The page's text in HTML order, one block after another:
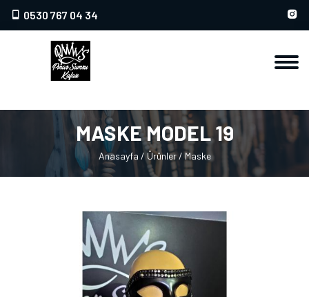
0530 767 04 34
MASKE MODEL 19
Anasayfa /Ürünler /Maske